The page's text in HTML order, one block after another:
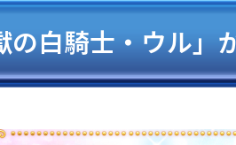
の白騎士・ウル」